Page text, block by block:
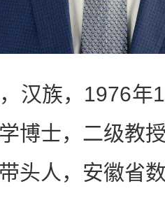
族，1976年1
博士，二级教
头人，安徽省